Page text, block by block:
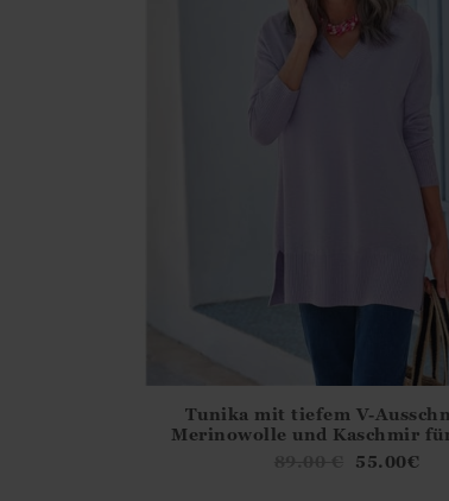
?? ""
Tunika mit tiefem V-
Merinowolle und Kaschmir
55.00€